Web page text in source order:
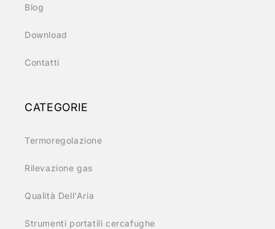
Blog
Download
Contatti
CATEGORIE
Termoregolazione
Rilevazione gas
Qualità Dell'Aria
Strumenti portatili cercafughe